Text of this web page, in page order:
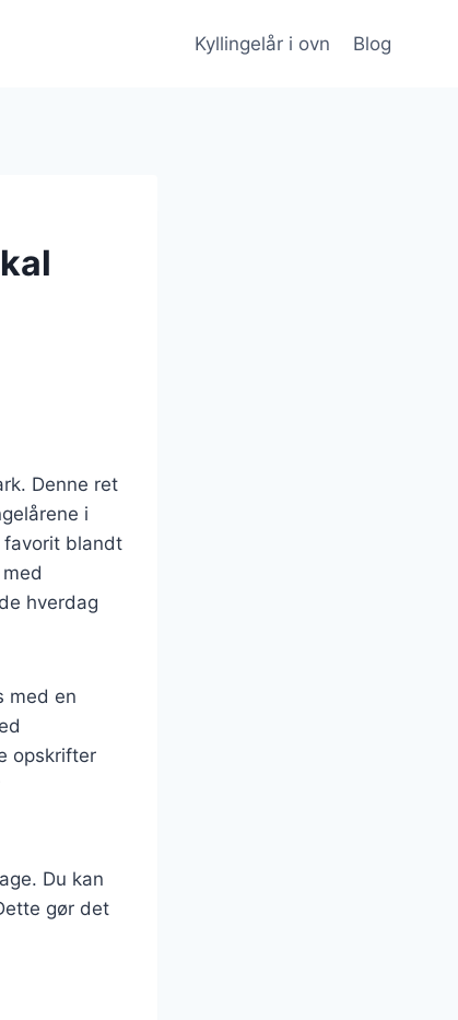
Kyllingelår i ovn Blog
Denne ret
i
favorit blandt
hverdag
med en
opskrifter
Du kan
gør det